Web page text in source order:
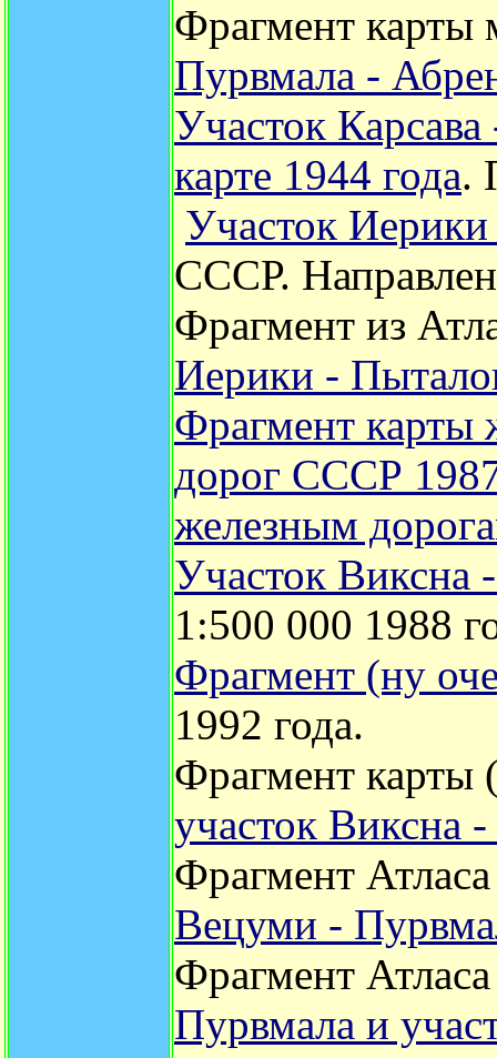
Фрагмент карты
Пурвмала -
Участок
карте 1944 года.
Участок
СССР.
Фрагмент из
Иерики -
Фрагмент карты
дорог СССР
железным
Участок Виксна
1:500 000 1988
Фрагмент (ну
1992 года.
Фрагмент карты
участок Виксна
Фрагмент
Вецуми -
Фрагмент
Пурвмала и